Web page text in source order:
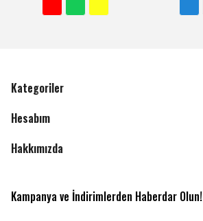
Kategoriler
Hesabım
Hakkımızda
Kampanya ve İndirimlerden Haberdar Olun!